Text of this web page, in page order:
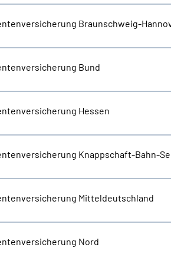
Braunschweig-
Bund
Hessen
Knappschaft-Bahn-
Mitteldeutschland
Nord